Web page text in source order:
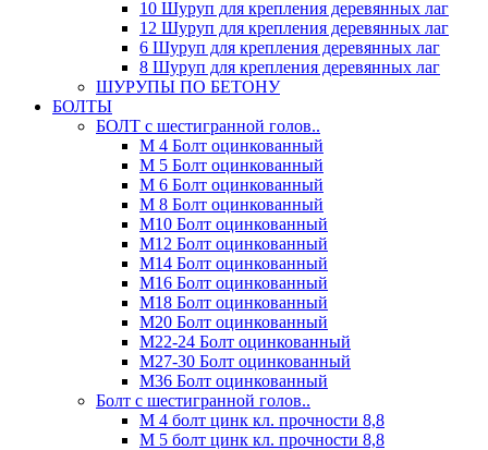
10 Шуруп для крепления деревянных лаг
12 Шуруп для крепления деревянных лаг
6 Шуруп для крепления деревянных лаг
8 Шуруп для крепления деревянных лаг
ШУРУПЫ ПО БЕТОНУ
БОЛТЫ
БОЛТ с шестигранной голов..
М 4 Болт оцинкованный
М 5 Болт оцинкованный
М 6 Болт оцинкованный
М 8 Болт оцинкованный
М10 Болт оцинкованный
М12 Болт оцинкованный
М14 Болт оцинкованный
М16 Болт оцинкованный
М18 Болт оцинкованный
М20 Болт оцинкованный
М22-24 Болт оцинкованный
М27-30 Болт оцинкованный
М36 Болт оцинкованный
Болт с шестигранной голов..
М 4 болт цинк кл. прочности 8,8
М 5 болт цинк кл. прочности 8,8